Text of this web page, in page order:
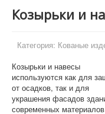
Художественная
Металлоконструкции
Ритуал
Сотрудничество
Козырьки и
Категория: Кованые
Козырьки и навесы
используются как для
от осадков, так и для
украшения фасадов
современных материалов